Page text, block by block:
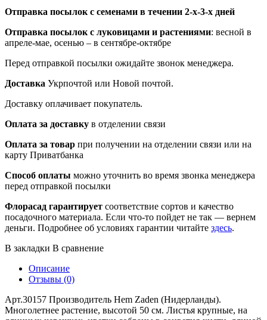
Отправка посылок с семенами в течении 2-х-3-х дней
Отправка посылок с луковицами и растениями: весной в
апреле-мае, осенью – в сентябре-октябре
Перед отправкой посылки ожидайте звонок менеджера.
Доставка Укрпочтой или Новой почтой.
Доставку оплачивает покупатель.
Оплата за доставку в отделении связи
Оплата за товар при получении на отделении связи или на
карту Приватбанка
Способ оплаты можно уточнить во время звонка менеджера
перед отправкой посылки
Флорасад гарантирует соответствие сортов и качество
посадочного материала. Если что-то пойдет не так — вернем
деньги. Подробнее об условиях гарантии читайте здесь.
В закладки В сравнение
Описание
Отзывы (0)
Арт.30157 Производитель Hem Zaden (Нидерланды).
Многолетнее растение, высотой 50 см. Листья крупные, на